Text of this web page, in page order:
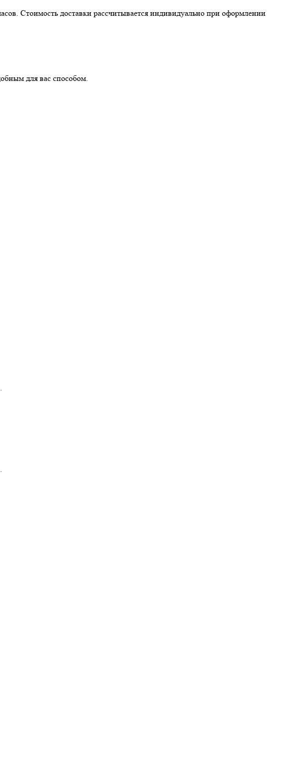
Стоимость доставки рассчитывается индивидуально при оформлении
для вас способом.